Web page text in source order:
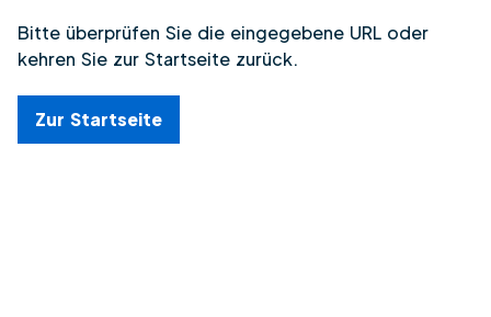
Bitte überprüfen Sie die eingegebene URL oder
kehren Sie zur Startseite zurück.
Zur Startseite